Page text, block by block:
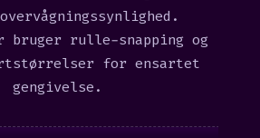
bruger rulle-snapping og
for ensartet
gengivelse.